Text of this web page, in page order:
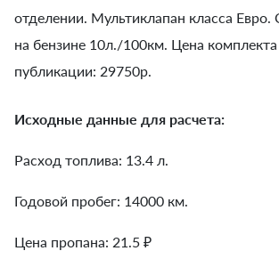
отделении. Мультиклапан класса Евро.
на бензине 10л./100км. Цена
публикации: 29750р.
Исходные данные для расчета:
Расход топлива: 13.4 л.
Годовой пробег: 14000 км.
Цена пропана: 21.5 ₽